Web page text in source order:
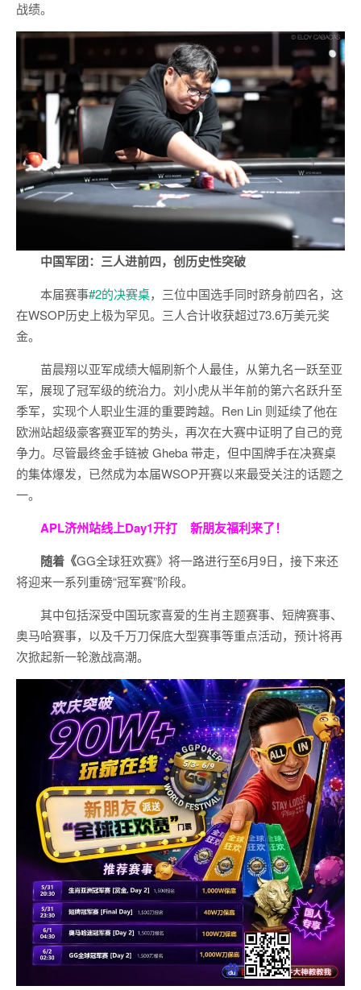
战绩。
中国军团：三人进前四，创历史性突破
本届赛事#2的决赛桌，三位中国选手同时跻身前四名，这
在WSOP历史上极为罕见。三人合计收获超过73.6万美元奖
金。
苗晨翔以亚军成绩大幅刷新个人最佳，从第九名一跃至亚
军，展现了冠军级的统治力。刘小虎从半年前的第六名跃升至
季军，实现个人职业生涯的重要跨越。Ren Lin 则延续了他在
欧洲站超级豪客赛亚军的势头，再次在大赛中证明了自己的竞
争力。尽管最终金手链被 Gheba 带走，但中国牌手在决赛桌
的集体爆发，已然成为本届WSOP开赛以来最受关注的话题之
一。
APL济州站线上Day1开打 新朋友福利来了！
随着《GG全球狂欢赛》将一路进行至6月9日，接下来还
将迎来一系列重磅“冠军赛”阶段。
其中包括深受中国玩家喜爱的生肖主题赛事、短牌赛事、
奥马哈赛事，以及千万刀保底大型赛事等重点活动，预计将再
次掀起新一轮激战高潮。